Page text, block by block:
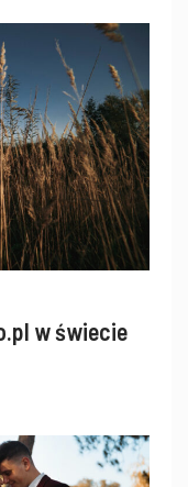
w świecie